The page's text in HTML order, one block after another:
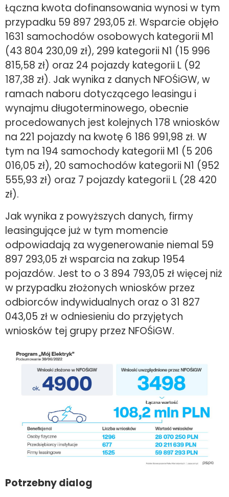
Łączna kwota dofinansowania wynosi w tym
przypadku 59 897 293,05 zł. Wsparcie objęło
1631 samochodów osobowych kategorii M1
(43 804 230,09 zł), 299 kategorii N1 (15 996
815,58 zł) oraz 24 pojazdy kategorii L (92
187,38 zł). Jak wynika z danych NFOŚiGW, w
ramach naboru dotyczącego leasingu i
wynajmu długoterminowego, obecnie
procedowanych jest kolejnych 178 wniosków
na 221 pojazdy na kwotę 6 186 991,98 zł. W
tym na 194 samochody kategorii M1 (5 206
016,05 zł), 20 samochodów kategorii N1 (952
555,93 zł) oraz 7 pojazdy kategorii L (28 420
zł).
Jak wynika z powyższych danych, firmy
leasingujące już w tym momencie
odpowiadają za wygenerowanie niemal 59
897 293,05 zł wsparcia na zakup 1954
pojazdów. Jest to o 3 894 793,05 zł więcej niż
w przypadku złożonych wniosków przez
odbiorców indywidualnych oraz o 31 827
043,05 zł w odniesieniu do przyjętych
wniosków tej grupy przez NFOŚiGW.
Potrzebny dialog